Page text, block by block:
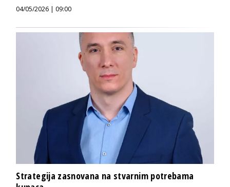
04/05/2026 | 09:00
Strategija zasnovana na stvarnim potrebama